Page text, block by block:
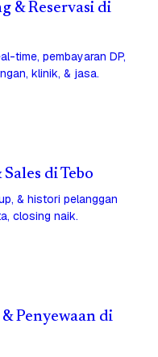
& Reservasi di
time, pembayaran DP,
klinik, & jasa.
di Tebo
& histori pelanggan
closing naik.
Penyewaan di